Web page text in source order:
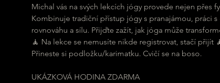
Michal vás na svých lekcích jógy provede nejen
Kombinuje tradiční přístup jógy s pranajámou, práci
rovnováhu a sílu. Přijďte zažít, jak jóga může
🧘 Na lekce se nemusíte nikde registrovat, stačí přijít
Přineste si podložku/karimatku. Cvičí se na boso.
UKÁZKOVÁ HODINA ZDARMA